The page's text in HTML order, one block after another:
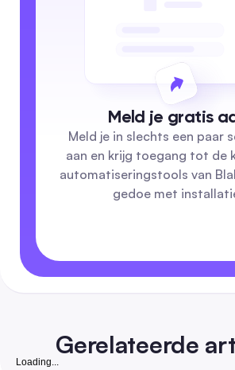
Meld je gratis
Meld je in slechts een paar
aan en krijg toegang tot de
automatiseringstools van
gedoe met
Gerelateerde
Loading...